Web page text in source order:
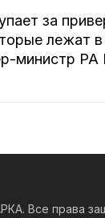
за
лежат
министр
Все права